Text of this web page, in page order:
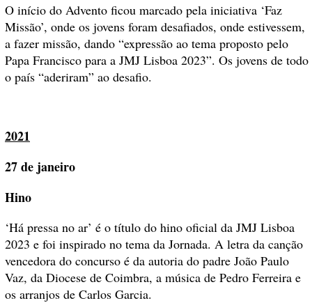
O início do Advento ficou marcado pela iniciativa ‘Faz
Missão’, onde os jovens foram desafiados, onde estivessem,
a fazer missão, dando “expressão ao tema proposto pelo
Papa Francisco para a JMJ Lisboa 2023”. Os jovens de todo
o país “aderiram” ao desafio.
2021
27 de janeiro
Hino
‘Há pressa no ar’ é o título do hino oficial da JMJ Lisboa
2023 e foi inspirado no tema da Jornada. A letra da canção
vencedora do concurso é da autoria do padre João Paulo
Vaz, da Diocese de Coimbra, a música de Pedro Ferreira e
os arranjos de Carlos Garcia.